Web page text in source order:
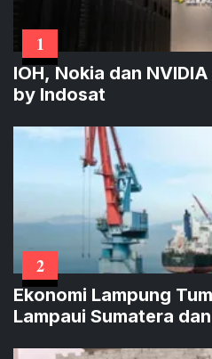
1
IOH, Nokia dan
by Indosat
2
Ekonomi Lampung
Lampaui Sumatera